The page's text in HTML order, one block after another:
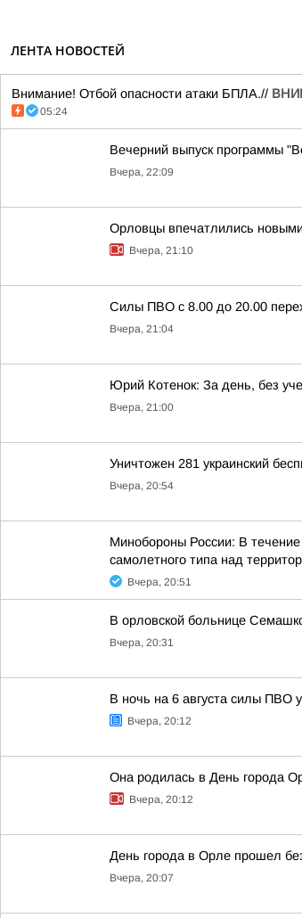
ЛЕНТА НОВОСТЕЙ
Внимание! Отбой опасности атаки БПЛА.//
05:24
Вечерний выпуск программы
Вчера, 22:09
Орловцы впечатлились
Вчера, 21:10
Силы ПВО с 8.00 до 20.00
Вчера, 21:04
Юрий Котенок: За день, без
Вчера, 21:00
Уничтожен 281 украинский
Вчера, 20:54
Минобороны России: В
самолетного типа над
Вчера, 20:51
В орловской больнице
Вчера, 20:31
В ночь на 6 августа силы ПВО
Вчера, 20:12
Она родилась в День города
Вчера, 20:12
День города в Орле прошел
Вчера, 20:07